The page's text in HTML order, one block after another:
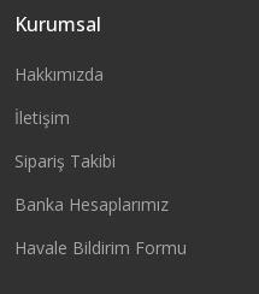
Sepete Ekle
Kurumsal
Hakkımızda
İletişim
Sipariş Takibi
Banka Hesaplarımız
Havale Bildirim Formu